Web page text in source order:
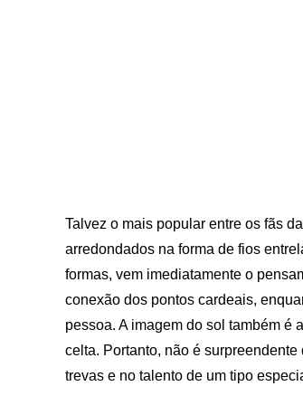
Talvez o mais popular entre os fãs
arredondados na forma de fios
formas, vem imediatamente o
conexão dos pontos cardeais,
pessoa. A imagem do sol também é
celta. Portanto, não é
trevas e no talento de um tipo